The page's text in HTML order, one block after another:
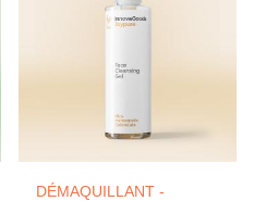
DÉMAQUILLANT -